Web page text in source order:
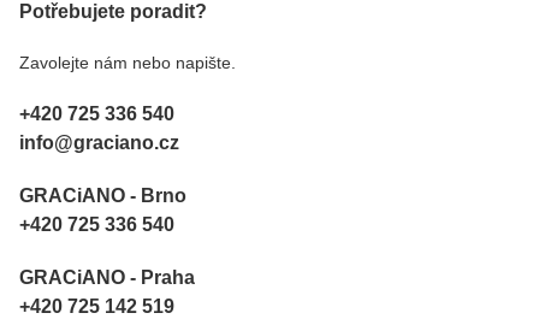
Potřebujete poradit?
Zavolejte nám nebo napište.
+420 725 336 540
info@graciano.cz
GRACiANO - Brno
+420 725 336 540
GRACiANO - Praha
+420 725 142 519